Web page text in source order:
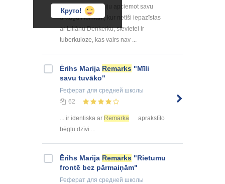
Круто!
brauc uz sanatoriju apciemot savu
draugu Holmani, kur netīši iepazīstas
ar Liliānu Denkerku, sievietei ir
tuberkuloze, kas vairs nav ...
Ērihs Marija Remarks "Mīli
savu tuvāko"
Реферат для средней школы
62
... ir identiska ar Remarka
aprakstīto
bēgļu dzīvi ...
Ērihs Marija Remarks "Rietumu
frontē bez pārmaiņām"
Реферат для средней школы